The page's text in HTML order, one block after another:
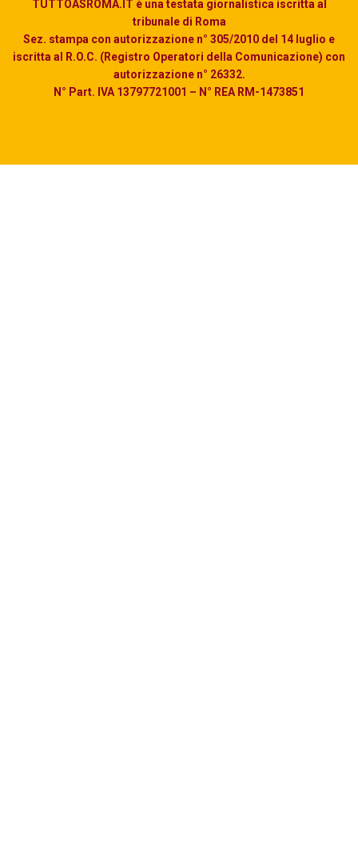
TUTTOASROMA.IT è una testata giornalistica iscritta al
tribunale di Roma
Sez. stampa con autorizzazione n° 305/2010 del 14 luglio e
iscritta al R.O.C. (Registro Operatori della Comunicazione) con
autorizzazione n° 26332.
N° Part. IVA 13797721001 – N° REA RM-1473851